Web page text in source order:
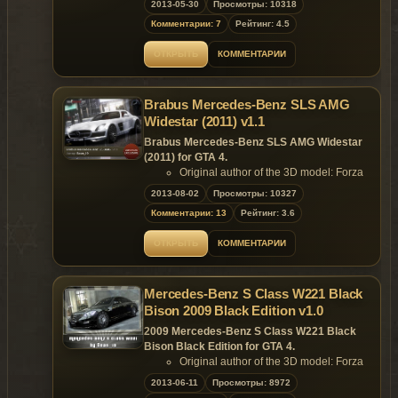
Converted & Edited by Bean_19
(GtaMania.ru)
Settings by: Tizir
Rims by: Slaau
Model support all features of the game;
Remaining bullet holes on the body;
No broken tire bug;
Accurate model size;
Niko's hands are on the steering
wheel;
Passengers are on their seats;
High-quality reflections;
Realistic handling;
Sizes:
- .wft 4.32 МБ;
- .wtd 5.11 MB.
Replaces: schafter
Model is exclusive toGtaMania.rusite until
30.06.2013 !
~ GTAMANIA EXCLUSIVE ~
2013-05-30
Просмотры: 10318
Комментарии: 7
Рейтинг: 4.5
КОММЕНТАРИИ
Brabus Mercedes-Benz SLS AMG
Widestar (2011) v1.1
Brabus Mercedes-Benz SLS AMG Widestar
(2011) for GTA 4.
Original author of the 3D model: Forza
4
Converted & Edited by Bean_19
(GtaMania.ru)
Features of model:
Model support all features of the game;
No broken tire bug;
All optics are working correctly;
Accurate model size;
wheel;
Passengers are on their seats;
High-quality reflections;
Realistic handling;
2013-08-02
Просмотры: 10327
Комментарии: 13
Рейтинг: 3.6
КОММЕНТАРИИ
Mercedes-Benz S Class W221 Black
Bison 2009 Black Edition v1.0
2009 Mercedes-Benz S Class W221 Black
Bison Black Edition for GTA 4.
Original author of the 3D model: Forza
4
Converted & Edited by Bean_19
2013-06-11
Просмотры: 8972